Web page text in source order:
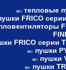
тепловые
FRICO
FRICO серии
пушки
пушки
пушки